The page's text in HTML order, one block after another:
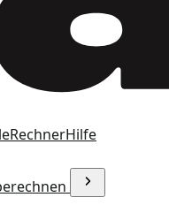
RechnerHilfe